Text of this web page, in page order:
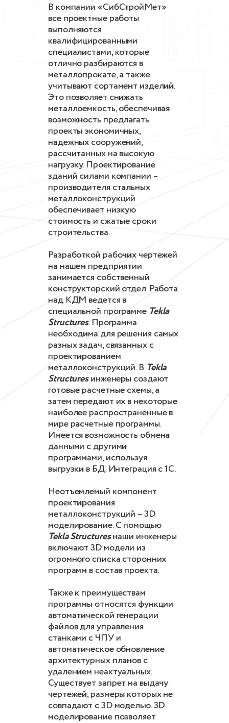
В компании «СибСтройМет»
все проектные работы
выполняются
квалифицированными
специалистами, которые
отлично разбираются в
металлопрокате, а также
учитывают сортамент изделий.
Это позволяет снижать
металлоемкость, обеспечивая
возможность предлагать
проекты экономичных,
надежных сооружений,
рассчитанных на высокую
нагрузку. Проектирование
зданий силами компании –
производителя стальных
металлоконструкций
обеспечивает низкую
стоимость и сжатые сроки
строительства.
Разработкой рабочих чертежей
на нашем предприятии
занимается собственный
конструкторский отдел. Работа
над КДМ ведется в
специальной программе Tekla
Structures. Программа
необходима для решения самых
разных задач, связанных с
проектированием
металлоконструкций. В Tekla
Structuresинженеры создают
готовые расчетные схемы, а
затем передают их в некоторые
наиболее распространенные в
мире расчетные программы.
Имеется возможность обмена
данными с другими
программами, используя
выгрузки в БД. Интеграция с 1С.
Неотъемлемый компонент
проектирования
металлоконструкций – 3D
моделирование. С помощью
Tekla Structuresнаши инженеры
включают 3D модели из
огромного списка сторонних
программ в состав проекта.
Также к преимуществам
программы относятся функции
автоматической генерации
файлов для управления
станками с ЧПУ и
автоматическое обновление
архитектурных планов с
удалением неактуальных.
Существует запрет на выдачу
чертежей, размеры которых не
совпадают с 3D моделью. 3D
моделирование позволяет